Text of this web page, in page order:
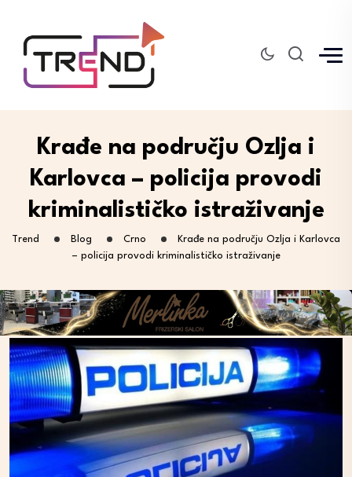
Krađe na području Ozlja i
Karlovca – policija provodi
kriminalističko istraživanje
Trend Blog Crno
Krađe na području Ozlja i Karlovca
– policija provodi kriminalističko istraživanje